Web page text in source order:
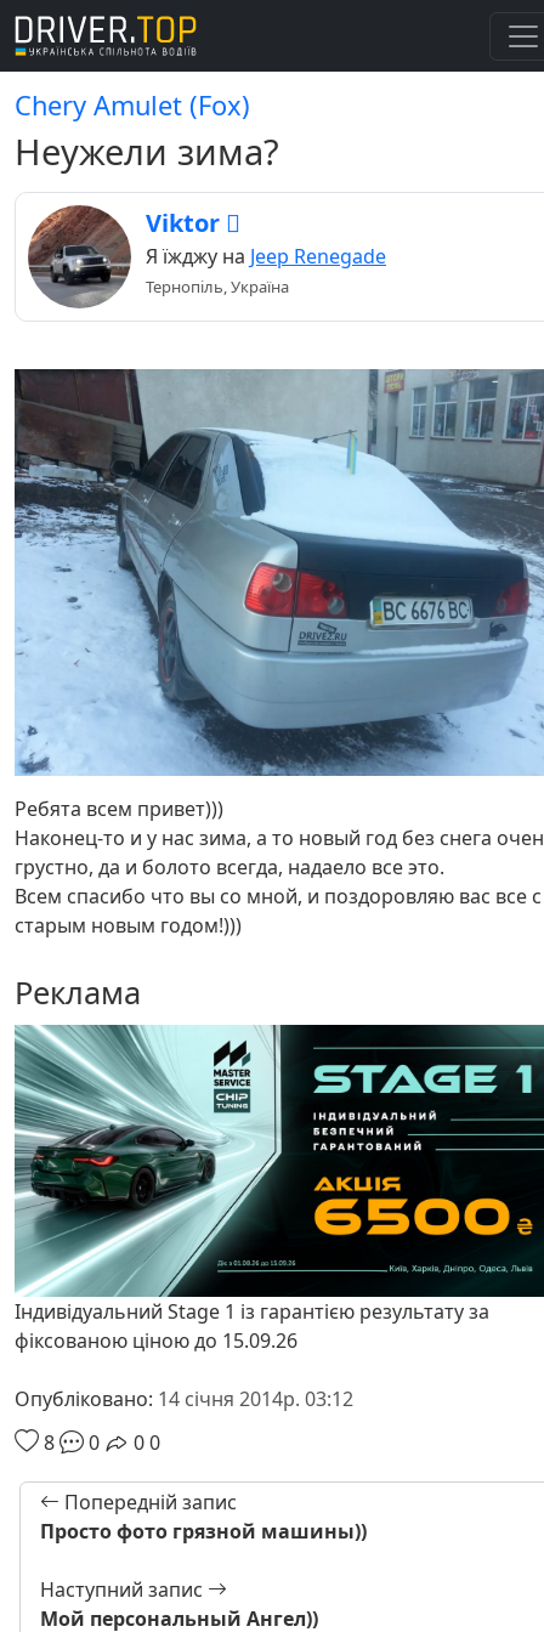
Chery Amulet (Fox)
Неужели зима?
Viktor 
Я їжджу на Jeep Renegade
Тернопіль, Україна
Ребята всем привет)))
Наконец-то и у нас зима, а то новый год без снега
грустно, да и болото всегда, надаело все это.
Всем спасибо что вы со мной, и поздоровляю вас все с
старым новым годом!)))
Реклама
Індивідуальний Stage 1 із гарантією результату за
фіксованою ціною до 15.09.26
Опубліковано: 14 січня 2014р. 03:12
8
0 00
Попередній запис
Просто фото грязной машины))
Наступний запис
Мой персональный Ангел))